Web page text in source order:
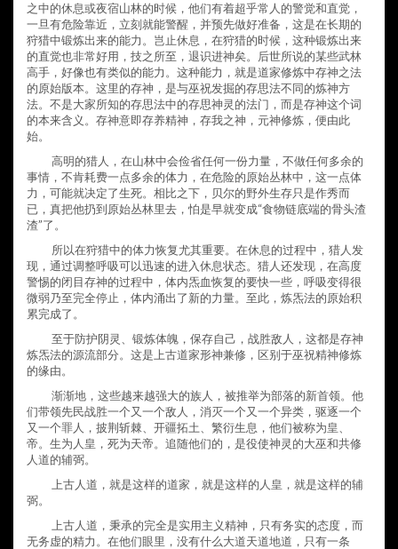
之中的休息或夜宿山林的时候，他们有着超乎常人的警觉和直觉，
一旦有危险靠近，立刻就能警醒，并预先做好准备，这是在长期的
狩猎中锻炼出来的能力。岂止休息，在狩猎的时候，这种锻炼出来
的直觉也非常好用，技之所至，退识进神矣。后世所说的某些武林
高手，好像也有类似的能力。这种能力，就是道家修炼中存神之法
的原始版本。这里的存神，是与巫祝发掘的存思法不同的炼神方
法。不是大家所知的存思法中的存思神灵的法门，而是存神这个词
的本来含义。存神意即存养精神，存我之神，元神修炼，便由此
始。
高明的猎人，在山林中会俭省任何一份力量，不做任何多余的
事情，不肯耗费一点多余的体力，在危险的原始丛林中，这一点体
力，可能就决定了生死。相比之下，贝尔的野外生存只是作秀而
已，真把他扔到原始丛林里去，怕是早就变成“食物链底端的骨头渣
渣”了。
所以在狩猎中的体力恢复尤其重要。在休息的过程中，猎人发
现，通过调整呼吸可以迅速的进入休息状态。猎人还发现，在高度
警惕的闭目存神的过程中，体内炁血恢复的要快一些，呼吸变得很
微弱乃至完全停止，体内涌出了新的力量。至此，炼炁法的原始积
累完成了。
至于防护阴灵、锻炼体魄，保存自己，战胜敌人，这都是存神
炼炁法的源流部分。这是上古道家形神兼修，区别于巫祝精神修炼
的缘由。
渐渐地，这些越来越强大的族人，被推举为部落的新首领。他
们带领先民战胜一个又一个敌人，消灭一个又一个异类，驱逐一个
又一个罪人，披荆斩棘、开疆拓土、繁衍生息，他们被称为皇、
帝。生为人皇，死为天帝。追随他们的，是役使神灵的大巫和共修
人道的辅弼。
上古人道，就是这样的道家，就是这样的人皇，就是这样的辅
弼。
上古人道，秉承的完全是实用主义精神，只有务实的态度，而
无务虚的精力。在他们眼里，没有什么大道天道地道，只有一条